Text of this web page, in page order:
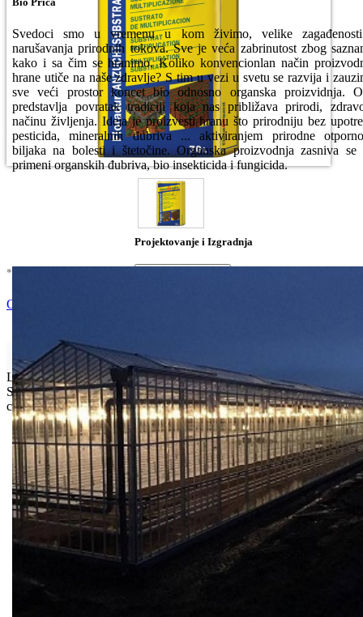
Svedoci smo u vremenu u kom živimo, velike
narušavanja prirodnih tokova. Sve je veća zabrinutost zbog
kako i sa čim se hranimo. Koliko konvencionlan način
hrane utiče na naše zdravlje? S tim u vezi u svetu se razvija i
sve veći prostor koncet bio odnosno organska proizvidnja.
predstavlja povratak tradiciji koja nas približava prirodi,
načinu življenja. Ideja je proizvesti hranu što prirodniju bez
pesticida, mineralnih đubriva ... aktiviranjem prirodne
biljaka na bolesti i štetočine. Organska proizvodnja zasniva se
primeni organskih đubriva, bio insekticida i fungicida.
Projektovanje i Izgradnja
* U cenu je uracunat PDV *
Ocenite i napišite preporuku
Isporuka Info
Limit za porudžbinu je
500.00 dinaraza isporuku na teritoriji
Srbije. Za inostranstvo, molimo da nas kontaktirate za informacije o
ceni i mogućnostima isporuke.
Bio priča
Biostimulacija
Dezinfekcija
Feromoni i klopke
Folije i agrotekstili
Oprema i instrumenti